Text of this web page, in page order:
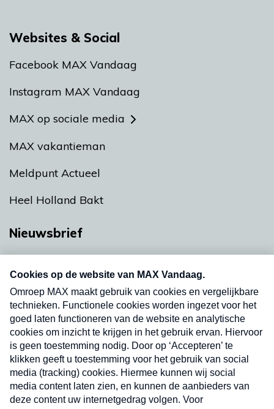
Websites & Social
Facebook MAX Vandaag
Instagram MAX Vandaag
MAX op sociale media
MAX vakantieman
Meldpunt Actueel
Heel Holland Bakt
Nieuwsbrief
nieuwsbrief. Elke vrijdag- en dinsdagochtend in
uw mailbox.
Verzend